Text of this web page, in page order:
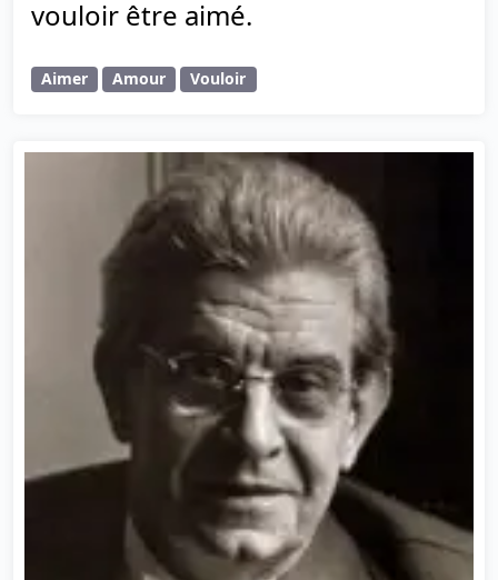
vouloir être aimé.
Aimer Amour Vouloir